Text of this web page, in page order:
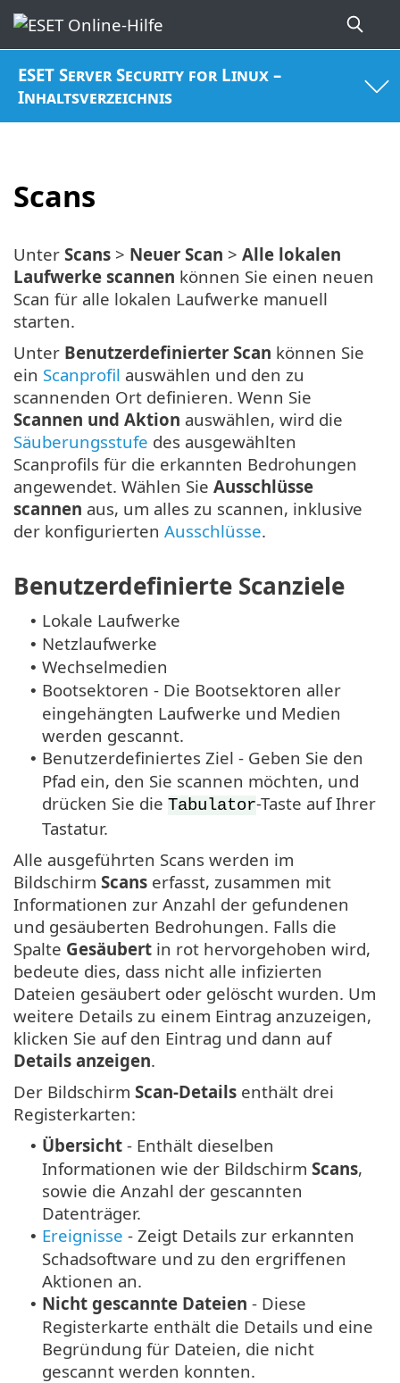
ESET Server Security for Linux –
Inhaltsverzeichnis
Scans
Unter Scans > Neuer Scan > Alle lokalen
Laufwerke scannen können Sie einen neuen
Scan für alle lokalen Laufwerke manuell
starten.
Unter Benutzerdefinierter Scan können Sie
ein Scanprofil auswählen und den zu
scannenden Ort definieren. Wenn Sie
Scannen und Aktion auswählen, wird die
Säuberungsstufe des ausgewählten
Scanprofils für die erkannten Bedrohungen
angewendet. Wählen Sie Ausschlüsse
scannen aus, um alles zu scannen, inklusive
der konfigurierten Ausschlüsse.
Benutzerdefinierte Scanziele
• Lokale Laufwerke
• Netzlaufwerke
• Wechselmedien
• Bootsektoren - Die Bootsektoren aller
eingehängten Laufwerke und Medien
werden gescannt.
• Benutzerdefiniertes Ziel - Geben Sie den
Pfad ein, den Sie scannen möchten, und
drücken Sie die Tabulator-Taste auf Ihrer
Tastatur.
Alle ausgeführten Scans werden im
Bildschirm Scans erfasst, zusammen mit
Informationen zur Anzahl der gefundenen
und gesäuberten Bedrohungen. Falls die
Spalte Gesäubert in rot hervorgehoben wird,
bedeute dies, dass nicht alle infizierten
Dateien gesäubert oder gelöscht wurden. Um
weitere Details zu einem Eintrag anzuzeigen,
klicken Sie auf den Eintrag und dann auf
Details anzeigen.
Der Bildschirm Scan-Details enthält drei
Registerkarten:
• Übersicht - Enthält dieselben
Informationen wie der Bildschirm Scans,
sowie die Anzahl der gescannten
Datenträger.
• Ereignisse - Zeigt Details zur erkannten
Schadsoftware und zu den ergriffenen
Aktionen an.
• Nicht gescannte Dateien - Diese
Registerkarte enthält die Details und eine
Begründung für Dateien, die nicht
gescannt werden konnten.